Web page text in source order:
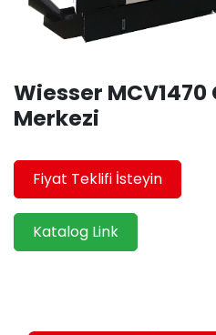
Wiesser MCV1470
Merkezi
Fiyat Teklifi İsteyin
Katalog Link